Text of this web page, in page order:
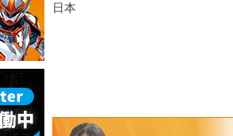
日本